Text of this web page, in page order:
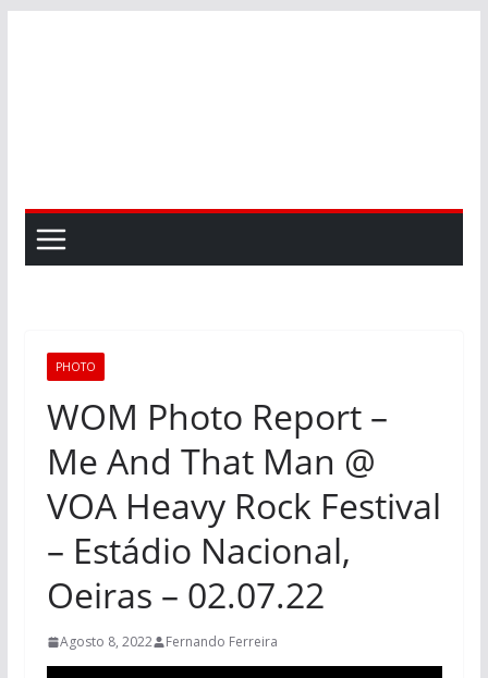
PHOTO
WOM Photo Report –
Me And That Man @
VOA Heavy Rock Festival
– Estádio Nacional,
Oeiras – 02.07.22
Agosto 8, 2022 Fernando Ferreira